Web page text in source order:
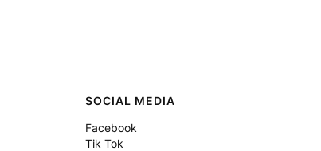
SOCIAL MEDIA
Facebook
Tik Tok